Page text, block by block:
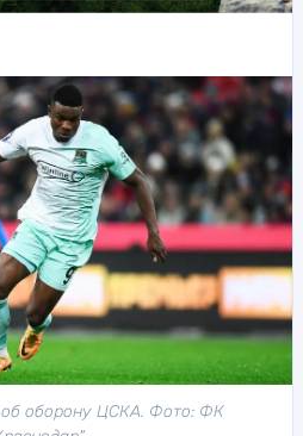
об оборону ЦСКА. Фото: ФК